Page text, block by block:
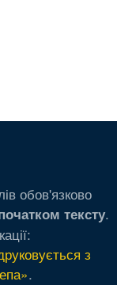
обов'язково
тексту.
з
.